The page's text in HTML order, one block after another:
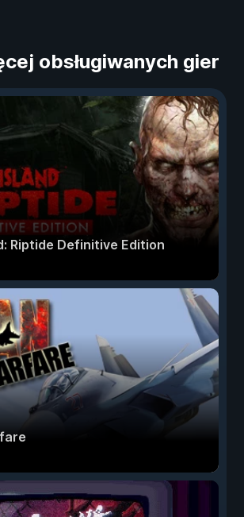
obsługiwanych gier
Riptide Definitive Edition